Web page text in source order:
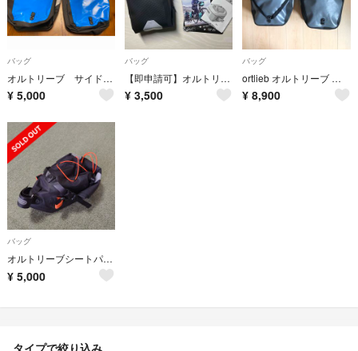
バッグ
オルトリーブ サイドバック
¥ 5,000
バッグ
【即申請可】オルトリーブ マイクロ2（0.8L）
¥ 3,500
バッグ
ortlieb オルトリーブ 自転車 サイドバッグ classic
¥ 8,900
バッグ
オルトリーブシートパック 11L F9912 中古品
¥ 5,000